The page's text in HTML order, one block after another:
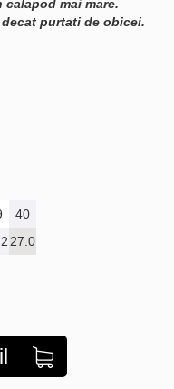
mai mare.
purtati de obicei.
40
27.0